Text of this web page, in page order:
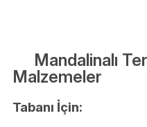
Mandalinalı
Malzemeler
Tabanı İçin: